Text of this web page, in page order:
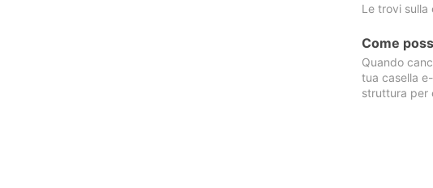
Le trovi sulla
Come
Quando
tua casella
struttura per